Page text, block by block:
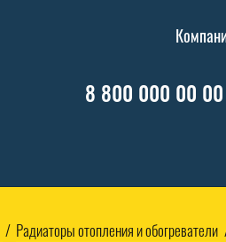
8 800 000 00 00
Радиаторы отопления и обогреватели